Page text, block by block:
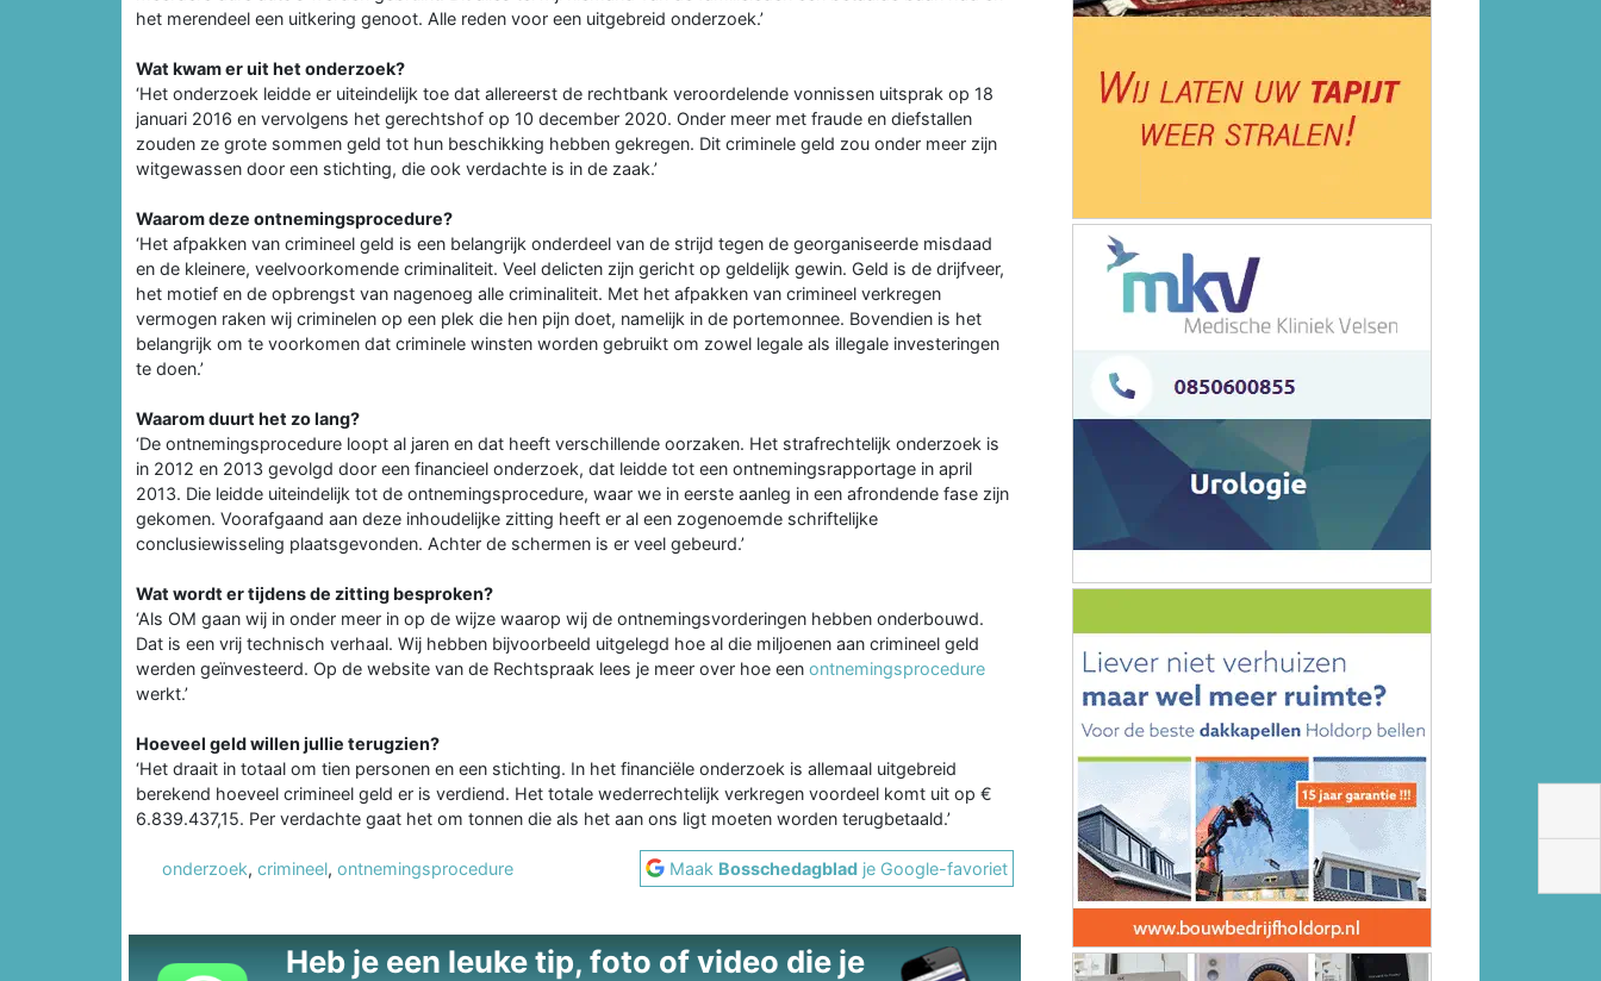
het merendeel een uitkering genoot. Alle reden voor een uitgebreid onderzoek.’
Wat kwam er uit het onderzoek?
‘Het onderzoek leidde er uiteindelijk toe dat allereerst de rechtbank veroordelende vonnissen uitsprak op 18
januari 2016 en vervolgens het gerechtshof op 10 december 2020. Onder meer met fraude en diefstallen
zouden ze grote sommen geld tot hun beschikking hebben gekregen. Dit criminele geld zou onder meer zijn
witgewassen door een stichting, die ook verdachte is in de zaak.’
Waarom deze ontnemingsprocedure?
‘Het afpakken van crimineel geld is een belangrijk onderdeel van de strijd tegen de georganiseerde misdaad
en de kleinere, veelvoorkomende criminaliteit. Veel delicten zijn gericht op geldelijk gewin. Geld is de drijfveer,
het motief en de opbrengst van nagenoeg alle criminaliteit. Met het afpakken van crimineel verkregen
vermogen raken wij criminelen op een plek die hen pijn doet, namelijk in de portemonnee. Bovendien is het
belangrijk om te voorkomen dat criminele winsten worden gebruikt om zowel legale als illegale investeringen
te doen.’
Waarom duurt het zo lang?
‘De ontnemingsprocedure loopt al jaren en dat heeft verschillende oorzaken. Het strafrechtelijk onderzoek is
in 2012 en 2013 gevolgd door een financieel onderzoek, dat leidde tot een ontnemingsrapportage in april
2013. Die leidde uiteindelijk tot de ontnemingsprocedure, waar we in eerste aanleg in een afrondende fase zijn
gekomen. Voorafgaand aan deze inhoudelijke zitting heeft er al een zogenoemde schriftelijke
conclusiewisseling plaatsgevonden. Achter de schermen is er veel gebeurd.’
Wat wordt er tijdens de zitting besproken?
‘Als OM gaan wij in onder meer in op de wijze waarop wij de ontnemingsvorderingen hebben onderbouwd.
Dat is een vrij technisch verhaal. Wij hebben bijvoorbeeld uitgelegd hoe al die miljoenen aan crimineel geld
werden geïnvesteerd. Op de website van de Rechtspraak lees je meer over hoe een ontnemingsprocedure
werkt.’
Hoeveel geld willen jullie terugzien?
‘Het draait in totaal om tien personen en een stichting. In het financiële onderzoek is allemaal uitgebreid
berekend hoeveel crimineel geld er is verdiend. Het totale wederrechtelijk verkregen voordeel komt uit op €
6.839.437,15. Per verdachte gaat het om tonnen die als het aan ons ligt moeten worden terugbetaald.’
onderzoek, crimineel, ontnemingsprocedure Maak Bosschedagblad je Google-favoriet
Heb je een leuke tip, foto of video die je